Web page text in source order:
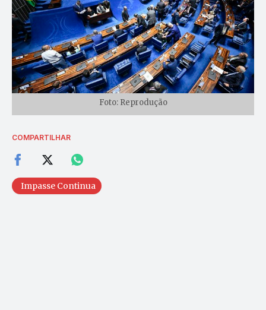
Foto: Reprodução
COMPARTILHAR
Impasse Continua